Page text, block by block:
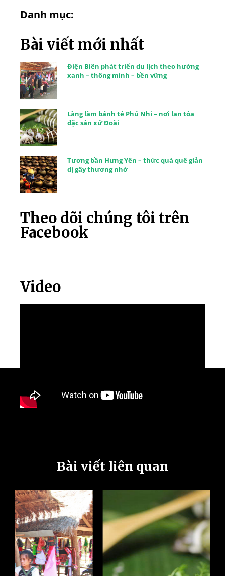
Danh mục:
Bài viết mới nhất
Điện Biên phát triển du lịch theo hướng
xanh – thông minh – bền vững
Làng làm bánh tẻ Phú Nhi – nơi lan tỏa
đặc sản xứ Đoài
Tương bần Hưng Yên – thức quà quê giản
dị gây thương nhớ
Theo dõi chúng tôi trên
Facebook
Video
Bài viết liên quan